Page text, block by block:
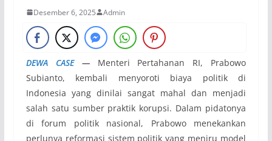
Desember 6, 2025 Admin
DEWA CASE — Menteri Pertahanan RI, Prabowo
Subianto, kembali menyoroti biaya politik di
Indonesia yang dinilai sangat mahal dan menjadi
salah satu sumber praktik korupsi. Dalam pidatonya
di forum politik nasional, Prabowo menekankan
perlunya reformasi sistem politik yang meniru model